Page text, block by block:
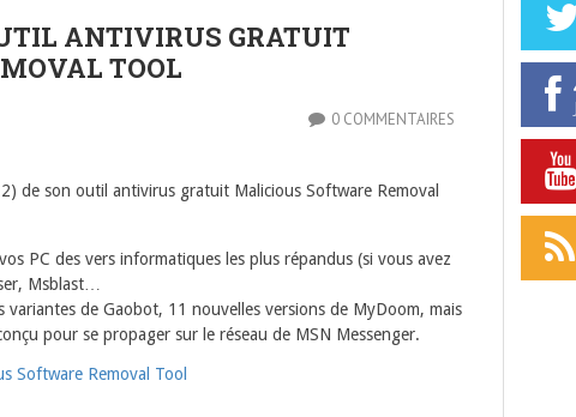
ANTIVIRUS GRATUIT
TOOL
0 COMMENTAIRES
de son outil antivirus gratuit Malicious Software Removal
PC des vers informatiques les plus répandus (si vous avez
Msblast…
de Gaobot, 11 nouvelles versions de MyDoom, mais
pour se propager sur le réseau de MSN Messenger.
Software Removal Tool